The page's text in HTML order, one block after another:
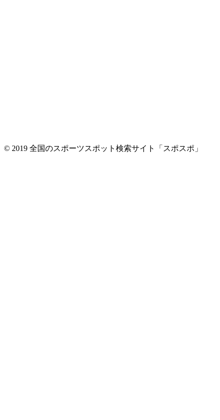
© 2019 全国のスポーツスポット検索サイト「スポスポ」